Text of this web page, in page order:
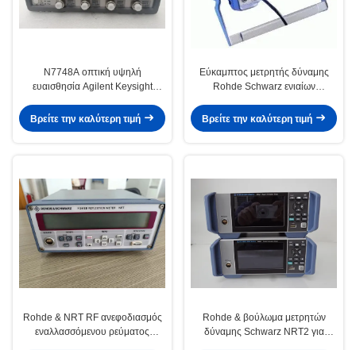
N7748A οπτική υψηλή
ευαισθησία Agilent Keysight
Βρείτε την καλύτερη τιμή
Εύκαμπτος μετρητής δύναμης
Rohde Schwarz ενιαίων
μετρητής δύναμης NRP
Βρείτε την καλύτερη τιμή
Rohde & NRT RF ανεφοδιασμός
εναλλασσόμενου ρεύματος
Rohde & βούλωμα μετρητών
δύναμης Schwarz NRT2 για